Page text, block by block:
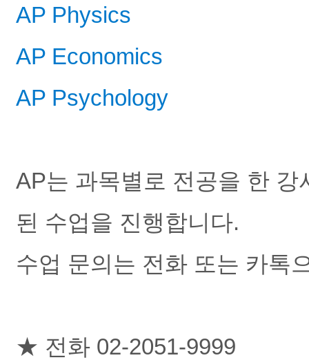
AP Physics
AP Economics
AP Psychology
AP는 과목별로 전공을 한
된 수업을 진행합니다.
수업 문의는 전화 또는 카톡
★ 전화 02-2051-9999